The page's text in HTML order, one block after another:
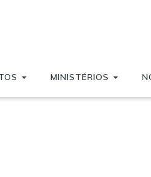
MINISTÉRIOS